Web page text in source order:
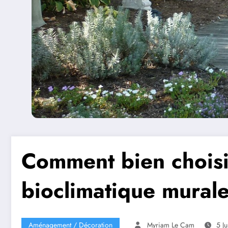
Comment bien
bioclimatique
Aménagement / Décoration Myriam Le Cam 5